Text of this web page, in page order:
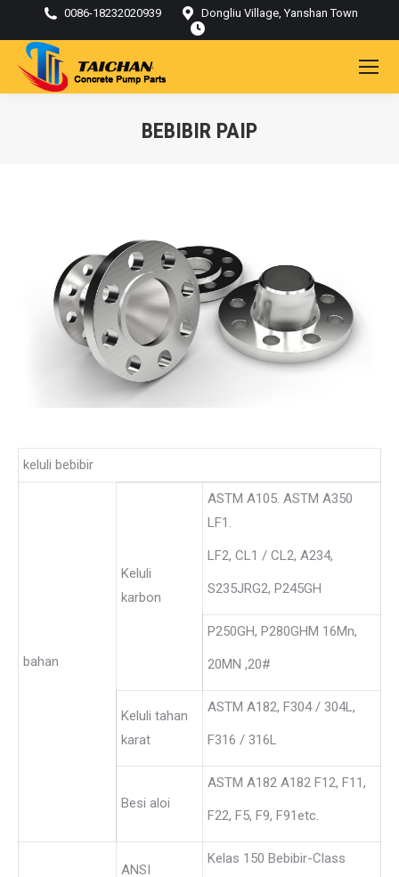
0086-18232020939 Dongliu Village, Yanshan Town
BEBIBIR PAIP
keluli bebibir
bahan
Keluli
karbon
ASTM A105. ASTM A350
LF1.
LF2, CL1 / CL2, A234,
S235JRG2, P245GH
P250GH, P280GHM 16Mn,
20MN ,20#
Keluli tahan
karat
ASTM A182, F304 / 304L,
F316 / 316L
Besi aloi
ASTM A182 A182 F12, F11,
F22, F5, F9, F91etc.
ANSI
Kelas 150 Bebibir-Class